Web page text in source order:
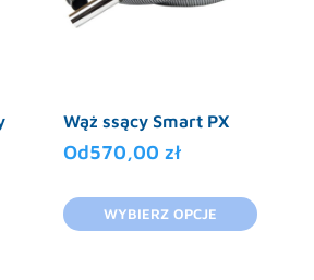
Wąż ssący Smart PX
Od570,00 zł
WYBIERZ OPCJE
Ten
produkt